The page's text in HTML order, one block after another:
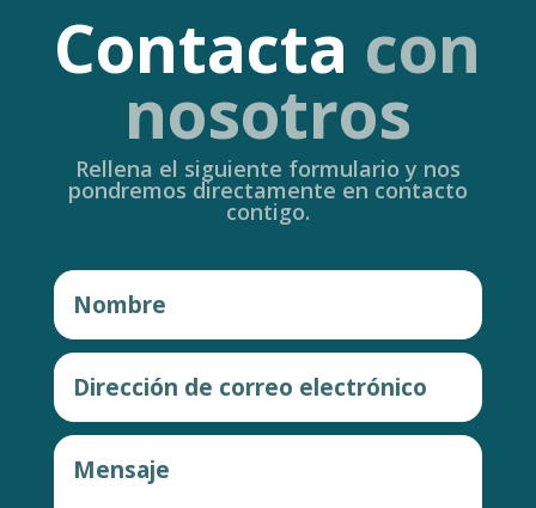
Contacta con
nosotros
Rellena el siguiente formulario y nos
pondremos directamente en contacto
contigo.